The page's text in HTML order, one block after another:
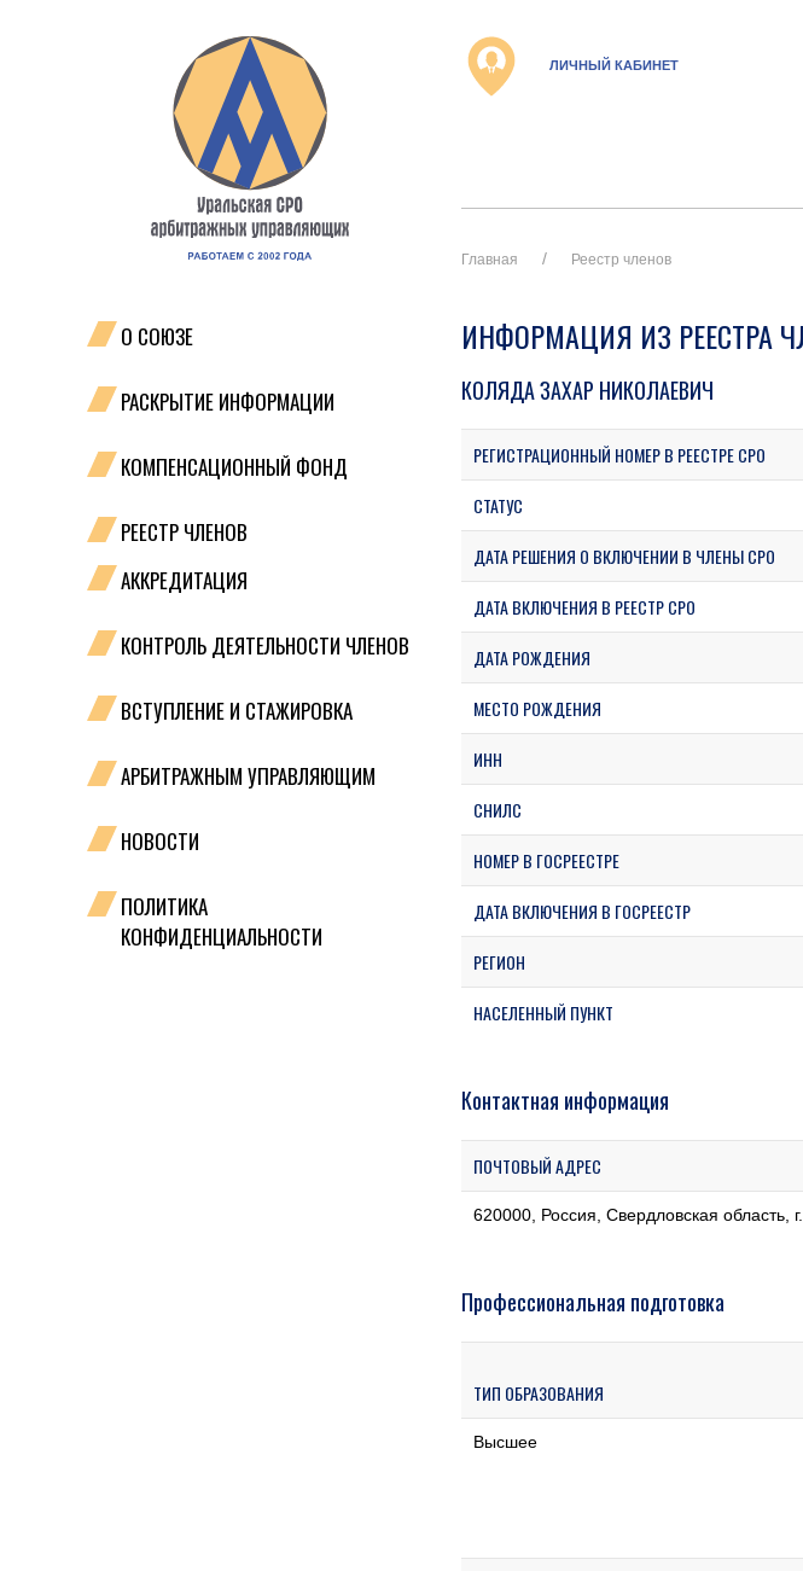
О СОЮЗЕ
РАСКРЫТИЕ ИНФОРМАЦИИ
КОМПЕНСАЦИОННЫЙ ФОНД
РЕЕСТР ЧЛЕНОВ
АККРЕДИТАЦИЯ
КОНТРОЛЬ ДЕЯТЕЛЬНОСТИ ЧЛЕНОВ
ВСТУПЛЕНИЕ И СТАЖИРОВКА
АРБИТРАЖНЫМ УПРАВЛЯЮЩИМ
НОВОСТИ
ПОЛИТИКА
КОНФИДЕНЦИАЛЬНОСТИ
ЛИЧНЫЙ КАБИНЕТ
Главная Реестр членов
ИНФОРМАЦИЯ ИЗ РЕЕСТРА
КОЛЯДА ЗАХАР НИКОЛАЕВИЧ
РЕГИСТРАЦИОННЫЙ НОМЕР В РЕЕСТРЕ СРО
СТАТУС
ДАТА РЕШЕНИЯ О ВКЛЮЧЕНИИ В ЧЛЕНЫ СРО
ДАТА ВКЛЮЧЕНИЯ В РЕЕСТР СРО
ДАТА РОЖДЕНИЯ
МЕСТО РОЖДЕНИЯ
ИНН
СНИЛС
НОМЕР В ГОСРЕЕСТРЕ
ДАТА ВКЛЮЧЕНИЯ В ГОСРЕЕСТР
РЕГИОН
НАСЕЛЕННЫЙ ПУНКТ
Контактная информация
ПОЧТОВЫЙ АДРЕС
620000, Россия, Свердловская область,
Профессиональная подготовка
ТИП ОБРАЗОВАНИЯ
Высшее